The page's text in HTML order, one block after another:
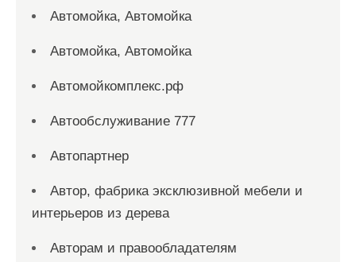
Автомойка, Автомойка
Автомойка, Автомойка
Автомойкомплекс.рф
Автообслуживание 777
Автопартнер
Автор, фабрика эксклюзивной мебели и
интерьеров из дерева
Авторам и правообладателям